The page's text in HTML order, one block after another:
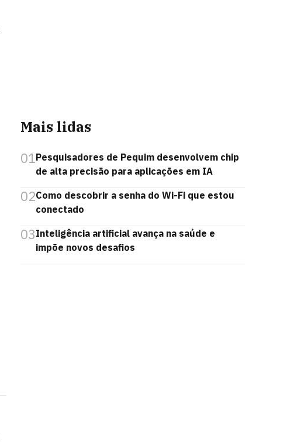
Mais lidas
01Pesquisadores de Pequim desenvolvem chip
de alta precisão para aplicações em IA
02Como descobrir a senha do Wi-Fi que estou
conectado
03Inteligência artificial avança na saúde e
impõe novos desafios